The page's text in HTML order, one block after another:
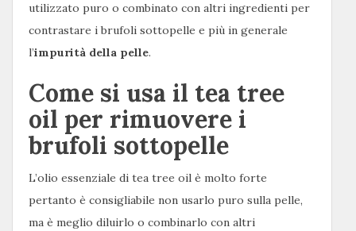
utilizzato puro o combinato con altri ingredienti per
contrastare i brufoli sottopelle e più in generale
l’impurità della pelle.
Come si usa il tea tree
oil per rimuovere i
brufoli sottopelle
L’olio essenziale di tea tree oil è molto forte
pertanto è consigliabile non usarlo puro sulla pelle,
ma è meglio diluirlo o combinarlo con altri